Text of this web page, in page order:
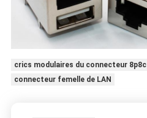
crics modulaires du connecteur 8p8c
connecteur femelle de LAN